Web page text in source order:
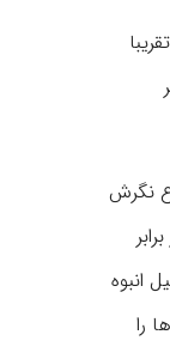
نگرش
انبوه
را